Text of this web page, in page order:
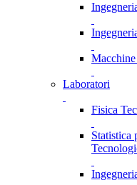
Macchine
Laboratori
Fisica
Statistica